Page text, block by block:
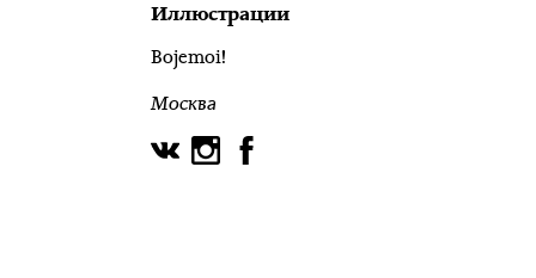
Иллюстрации
Bojemoi!
Москва